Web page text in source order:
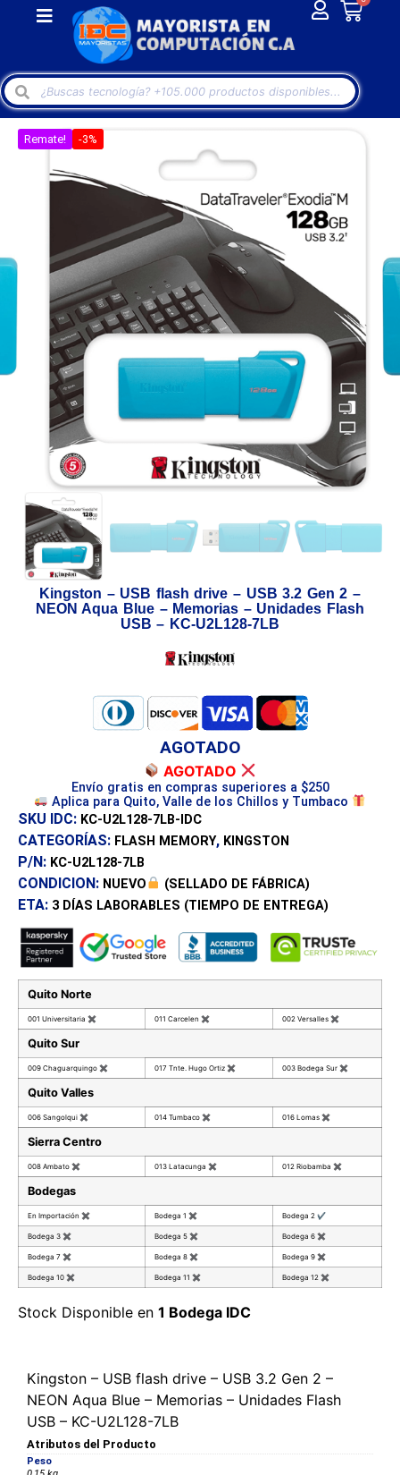
Remate! -3%
Kingston – USB flash drive – USB 3.2 Gen 2 –
NEON Aqua Blue – Memorias – Unidades Flash
USB – KC-U2L128-7LB
AGOTADO
AGOTADO
Envío gratis en compras superiores a $250
Aplica para Quito, Valle de los Chillos y Tumbaco
SKU IDC: KC-U2L128-7LB-IDC
CATEGORÍAS: FLASH MEMORY, KINGSTON
P/N: KC-U2L128-7LB
CONDICION: NUEVO (SELLADO DE FÁBRICA)
ETA: 3 DÍAS LABORABLES (TIEMPO DE ENTREGA)
Quito Norte
001 Universitaria ✖ 011 Carcelen ✖ 002 Versalles ✖
Quito Sur
009 Chaguarquingo ✖ 017 Tnte. Hugo Ortiz ✖ 003 Bodega Sur ✖
Quito Valles
006 Sangolqui ✖ 014 Tumbaco ✖ 016 Lomas ✖
Sierra Centro
008 Ambato ✖ 013 Latacunga ✖ 012 Riobamba ✖
Bodegas
En Importación ✖ Bodega 1 ✖ Bodega 2 ✔
Bodega 3 ✖ Bodega 5 ✖ Bodega 6 ✖
Bodega 7 ✖ Bodega 8 ✖ Bodega 9 ✖
Bodega 10 ✖ Bodega 11 ✖ Bodega 12 ✖
Stock Disponible en 1 Bodega IDC
Kingston – USB flash drive – USB 3.2 Gen 2 –
NEON Aqua Blue – Memorias – Unidades Flash
USB – KC-U2L128-7LB
Atributos del Producto
Peso